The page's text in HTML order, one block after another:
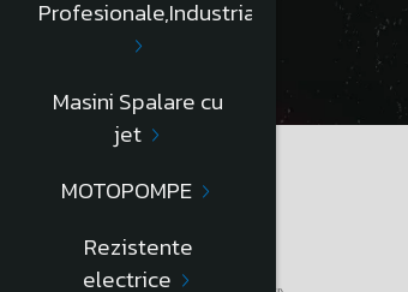
Profesionale,Industriale
Masini Spalare cu
jet
MOTOPOMPE
Rezistente
electrice
Descriere
PUTEREA DE RĂCIRE ​​(W)
TENSIUNE 230V 50Hz MONOFAZĂ (A)